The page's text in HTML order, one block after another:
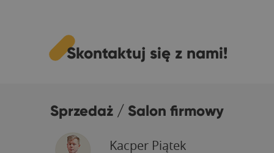
Skontaktuj się z nami!
Sprzedaż / Salon firmowy
Kacper Piątek